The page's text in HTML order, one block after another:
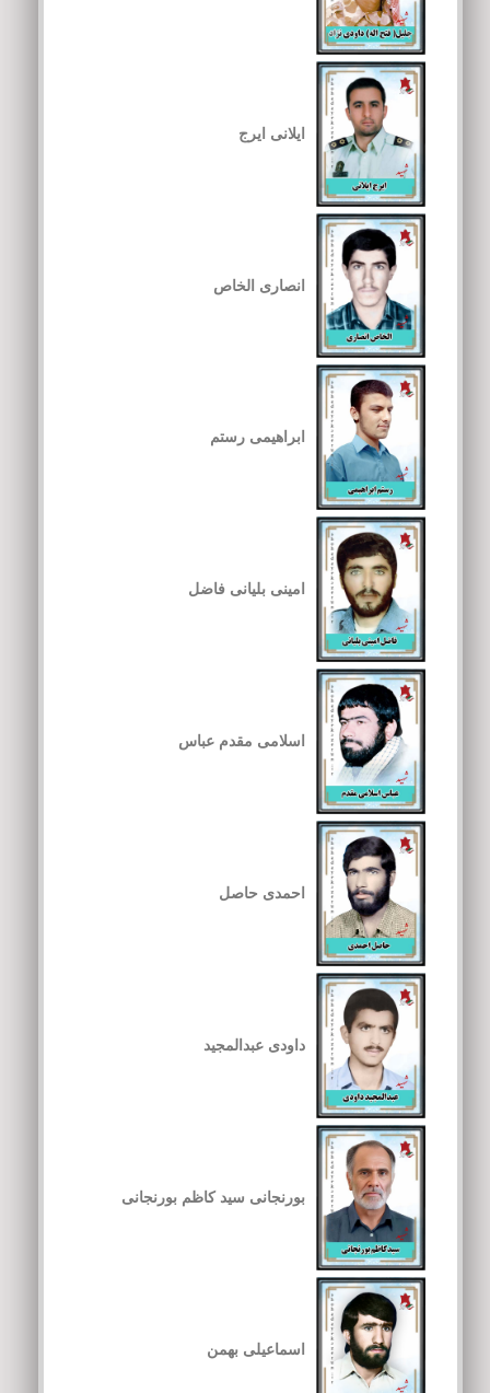
ایلانی ایرج
انصاری الخاص
ابراهیمی رستم
امینی بلیانی فاضل
اسلامی مقدم عباس
احمدی حاصل
داودی عبدالمجید
بورنجانی سید کاظم بورنجانی
اسماعیلی بهمن